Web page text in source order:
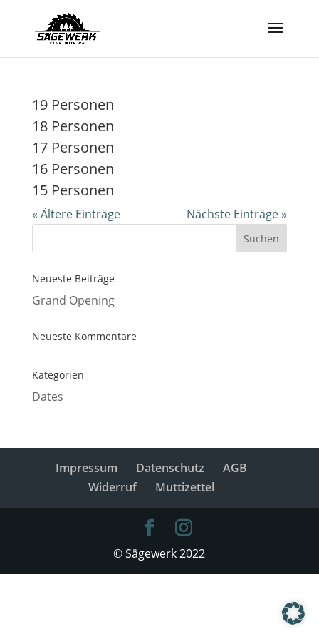
19 Personen
18 Personen
17 Personen
16 Personen
15 Personen
« Ältere Einträge Nächste Einträge »
Neueste Beiträge
Grand Opening
Neueste Kommentare
Kategorien
Dates
Impressum Datenschutz
AGB
Widerruf
Muttizettel
© Sägewerk 2022